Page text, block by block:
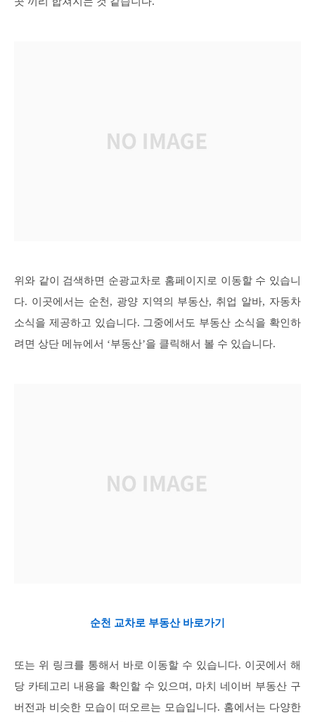
위와 같이 검색하면 순광교차로 홈페이지로 이동할 수 있습니
다. 이곳에서는 순천, 광양 지역의 부동산, 취업 알바, 자동차
소식을 제공하고 있습니다. 그중에서도 부동산 소식을 확인하
려면 상단 메뉴에서 ‘부동산’을 클릭해서 볼 수 있습니다.
순천 교차로 부동산 바로가기
또는 위 링크를 통해서 바로 이동할 수 있습니다. 이곳에서 해
당 카테고리 내용을 확인할 수 있으며, 마치 네이버 부동산 구
버전과 비슷한 모습이 떠오르는 모습입니다. 홈에서는 다양한